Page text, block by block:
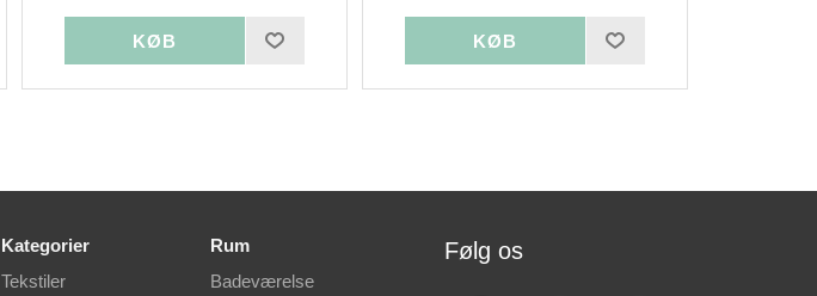
Kategorier
Tekstiler
Rum
Badeværelse
Følg os